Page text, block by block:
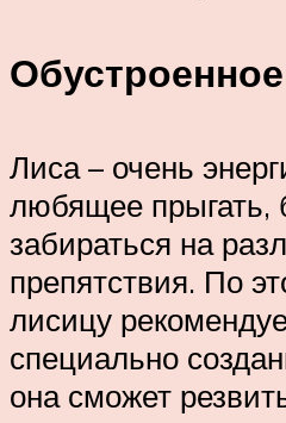
Лиса – очень
любящее прыгать,
забираться на
препятствия. По
лисицу
специально
она сможет